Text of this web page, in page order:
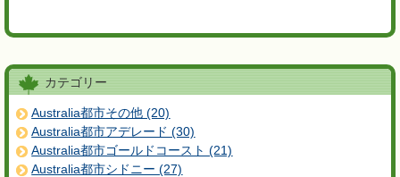
カテゴリー
Australia都市その他 (20)
Australia都市アデレード (30)
Australia都市ゴールドコースト (21)
Australia都市シドニー (27)